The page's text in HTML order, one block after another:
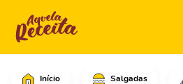
Início Salgadas